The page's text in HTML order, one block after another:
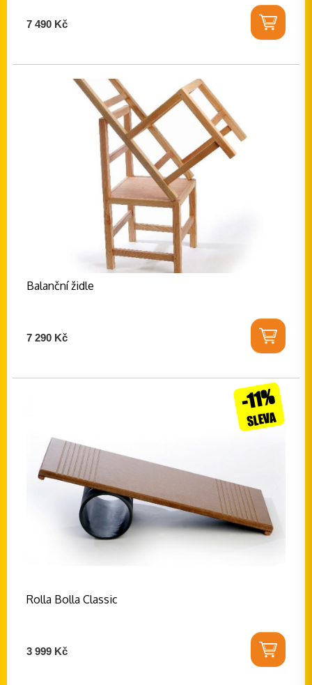
7 490 Kč
Balanční židle
7 290 Kč
Rolla Bolla Classic
3 999 Kč
-11%
SLEVA